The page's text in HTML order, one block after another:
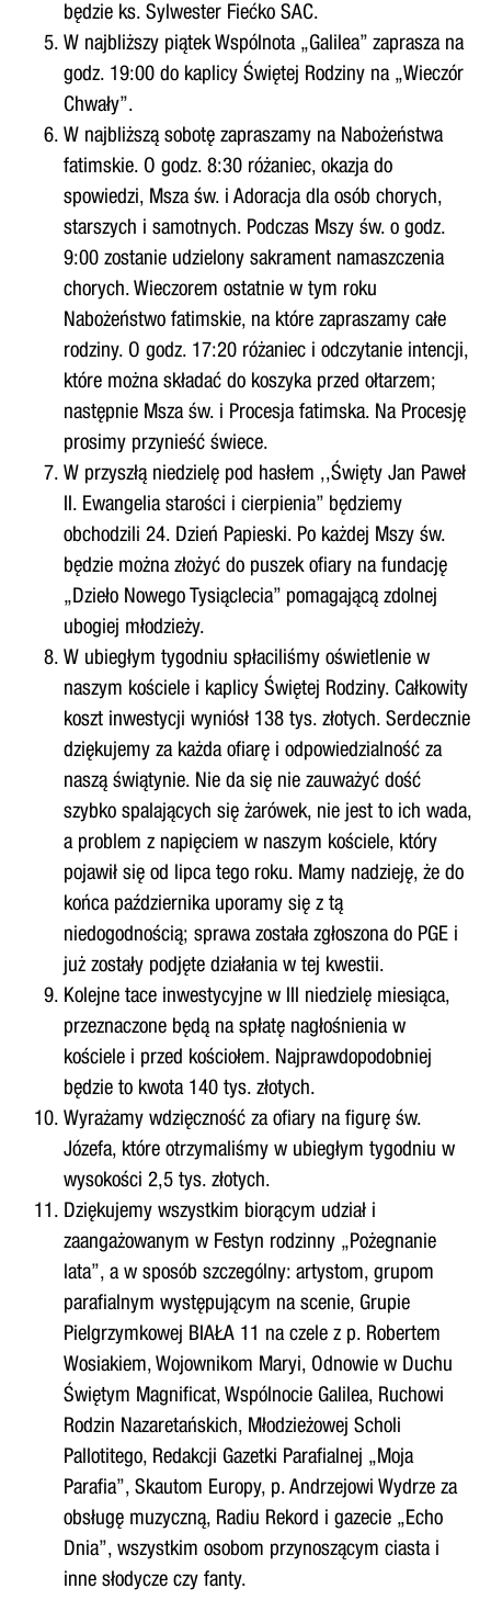
będzie ks. Sylwester Fiećko SAC.
W najbliższy piątek Wspólnota „Galilea” zaprasza na
godz. 19:00 do kaplicy Świętej Rodziny na „Wieczór
Chwały”.
W najbliższą sobotę zapraszamy na Nabożeństwa
fatimskie. O godz. 8:30 różaniec, okazja do
spowiedzi, Msza św. i Adoracja dla osób chorych,
starszych i samotnych. Podczas Mszy św. o godz.
9:00 zostanie udzielony sakrament namaszczenia
chorych. Wieczorem ostatnie w tym roku
Nabożeństwo fatimskie, na które zapraszamy całe
rodziny. O godz. 17:20 różaniec i odczytanie intencji,
które można składać do koszyka przed ołtarzem;
następnie Msza św. i Procesja fatimska. Na Procesję
prosimy przynieść świece.
W przyszłą niedzielę pod hasłem ,,Święty Jan Paweł
II. Ewangelia starości i cierpienia” będziemy
obchodzili 24. Dzień Papieski. Po każdej Mszy św.
będzie można złożyć do puszek ofiary na fundację
„Dzieło Nowego Tysiąclecia” pomagającą zdolnej
ubogiej młodzieży.
W ubiegłym tygodniu spłaciliśmy oświetlenie w
naszym kościele i kaplicy Świętej Rodziny. Całkowity
koszt inwestycji wyniósł 138 tys. złotych. Serdecznie
dziękujemy za każda ofiarę i odpowiedzialność za
naszą świątynie. Nie da się nie zauważyć dość
szybko spalających się żarówek, nie jest to ich wada,
a problem z napięciem w naszym kościele, który
pojawił się od lipca tego roku. Mamy nadzieję, że do
końca października uporamy się z tą
niedogodnością; sprawa została zgłoszona do PGE i
już zostały podjęte działania w tej kwestii.
Kolejne tace inwestycyjne w III niedzielę miesiąca,
przeznaczone będą na spłatę nagłośnienia w
kościele i przed kościołem. Najprawdopodobniej
będzie to kwota 140 tys. złotych.
Wyrażamy wdzięczność za ofiary na figurę św.
Józefa, które otrzymaliśmy w ubiegłym tygodniu w
wysokości 2,5 tys. złotych.
Dziękujemy wszystkim biorącym udział i
zaangażowanym w Festyn rodzinny „Pożegnanie
lata”, a w sposób szczególny: artystom, grupom
parafialnym występującym na scenie, Grupie
Pielgrzymkowej BIAŁA 11 na czele z p. Robertem
Wosiakiem, Wojownikom Maryi, Odnowie w Duchu
Świętym Magnificat, Wspólnocie Galilea, Ruchowi
Rodzin Nazaretańskich, Młodzieżowej Scholi
Pallotitego, Redakcji Gazetki Parafialnej „Moja
Parafia”, Skautom Europy, p. Andrzejowi Wydrze za
obsługę muzyczną, Radiu Rekord i gazecie „Echo
Dnia”, wszystkim osobom przynoszącym ciasta i
inne słodycze czy fanty.